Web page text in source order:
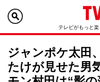
テレビがもっと
ジャンポケ太田
たけが見せた男